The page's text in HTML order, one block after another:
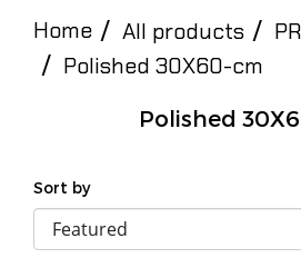
Home All products
Polished 30X60-cm
Polished
Sort by